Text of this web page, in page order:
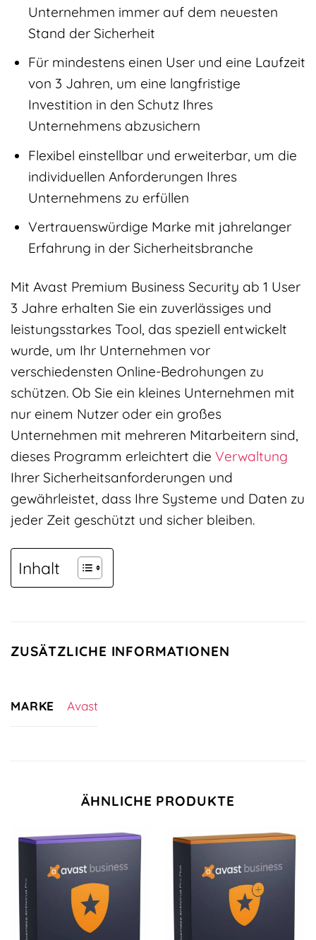
Unternehmen immer auf dem neuesten
Stand der Sicherheit
Für mindestens einen User und eine Laufzeit
von 3 Jahren, um eine langfristige
Investition in den Schutz Ihres
Unternehmens abzusichern
Flexibel einstellbar und erweiterbar, um die
individuellen Anforderungen Ihres
Unternehmens zu erfüllen
Vertrauenswürdige Marke mit jahrelanger
Erfahrung in der Sicherheitsbranche
Mit Avast Premium Business Security ab 1 User
3 Jahre erhalten Sie ein zuverlässiges und
leistungsstarkes Tool, das speziell entwickelt
wurde, um Ihr Unternehmen vor
verschiedensten Online-Bedrohungen zu
schützen. Ob Sie ein kleines Unternehmen mit
nur einem Nutzer oder ein großes
Unternehmen mit mehreren Mitarbeitern sind,
dieses Programm erleichtert die Verwaltung
Ihrer Sicherheitsanforderungen und
gewährleistet, dass Ihre Systeme und Daten zu
jeder Zeit geschützt und sicher bleiben.
Inhalt
ZUSÄTZLICHE INFORMATIONEN
MARKE Avast
ÄHNLICHE PRODUKTE